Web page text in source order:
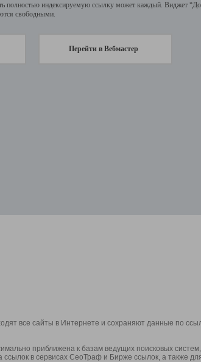
полностью индексируемую ссылку может каждый. Виджет
свободными.
Перейти в Вебмастер
все сайты в Интернете и сохраняют данные по
приближена к базам ведущих поисковых
ссылок в сервисах СеоТраф и Бирже ссылок, а также